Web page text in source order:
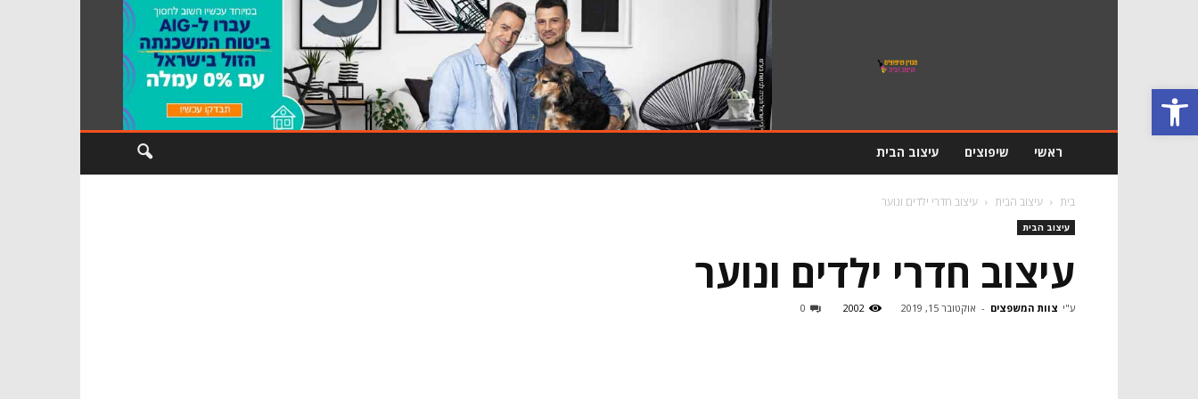
פתח סרגל נגישות
- פרסומת -
ראשי שיפוצים עיצוב הבית
בית עיצוב הבית עיצוב חדרי ילדים ונוער
עיצוב הבית
עיצוב חדרי ילדים ונוער
ע"י צוות המשפצים - אוקטובר 15, 2019 2002
0